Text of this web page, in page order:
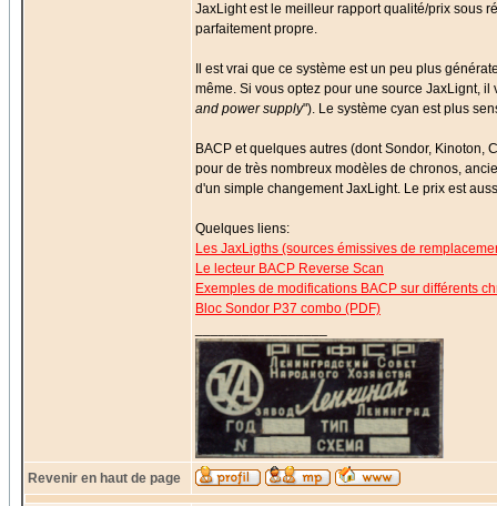
JaxLight est le meilleur rapport qualité/prix sous
parfaitement propre.
Il est vrai que ce système est un peu plus
même. Si vous optez pour une source JaxLignt,
and power supply"). Le système cyan est plus
BACP et quelques autres (dont Sondor,
pour de très nombreux modèles de chronos,
d'un simple changement JaxLight. Le prix est
Quelques liens:
Les JaxLigths (sources émissives de
Le lecteur BACP Reverse Scan
Exemples de modifications BACP sur différents
Bloc Sondor P37 combo (PDF)
Revenir en haut de page